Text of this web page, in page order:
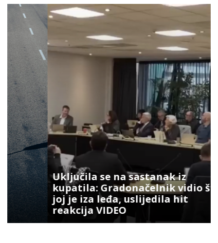
Uključila se na sastanak iz
kupatila: Gradonačelnik vidio šta
joj je iza leđa, uslijedila hit
reakcija VIDEO